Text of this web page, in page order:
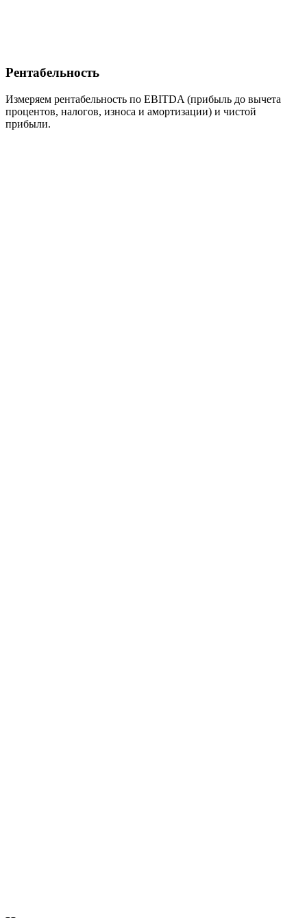
Рентабельность
Измеряем рентабельность по EBITDA (прибыль до вычета
процентов, налогов, износа и амортизации) и чистой
прибыли.